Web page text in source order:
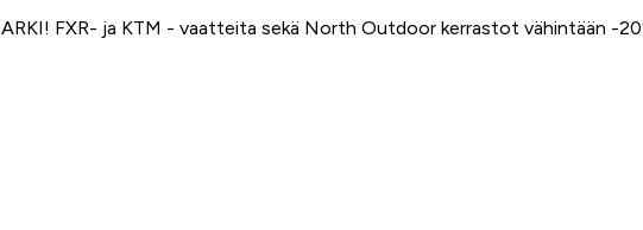
FXR- ja KTM - vaatteita sekä North Outdoor kerrastot vähintään -